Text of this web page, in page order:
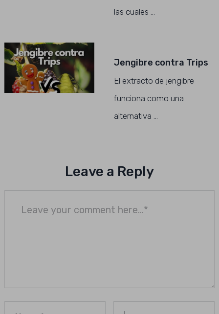
las cuales …
Jengibre contra Trips
El extracto de jengibre
funciona como una
alternativa …
Leave a Reply